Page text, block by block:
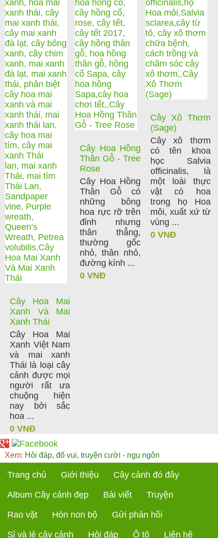
Cây Hoa Mai
Xanh Và Mai
Xanh Thái
Cây Hoa Mai
Xanh Việt Nam
và mai xanh
Thái là loại cây
cảnh được mọi
người rất ưa
chuộng hiện
nay bởi sắc
hoa ...
0 VNĐ
Cây Hoa Hồng
Thân Gỗ - Tree
Rose
Cây Hoa Hồng
Thân Gỗ có
những bông
hoa rực rỡ trên
đỉnh nhưng
thân thẳng,
thường gốc
nhỏ, thân nhỏ,
đường kính ...
0 VNĐ
Cây Xô Thơm
(Sage)
Cây xô thơm
có tên khoa
học Salvia
officinalis, là
một loài thực
vật có hoa
trong họ Hoa
môi, xuất xứ từ
vùng ...
0 VNĐ
Xem: Hỏi đáp, đố vui, truyện cười - ngụ ngôn
Trang chủ Giới thiệu Cây cảnh đó đây
Album Cây cảnh đẹp Bài viết Truyện
Rao vặt Hòn non bộ Gửi phản hồi
Sỉ và lẻ cây cảnh Hỏi đáp Ô tô Liên hệ